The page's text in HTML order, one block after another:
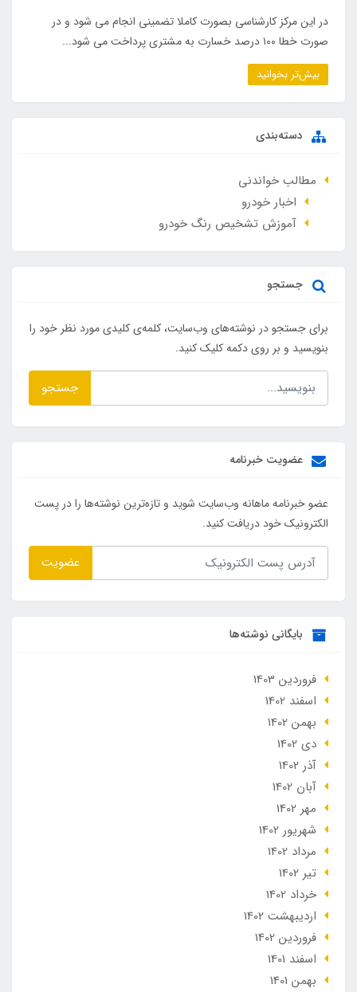
در این مرکز کارشناسی بصورت کاملا تضمینی انجام می شود و در
صورت خطا ۱۰۰ درصد خسارت به مشتری پرداخت می شود...
بیش‌تر بخوانید
دسته‌بندی
مطالب خواندنی
اخبار خودرو
آموزش تشخیص رنگ خودرو
جستجو
برای جستجو در نوشته‌های وب‌سایت، کلمه‌ی کلیدی مورد نظر خود را
بنویسید و بر روی دکمه کلیک کنید.
جستجو
عضویت خبرنامه
عضو خبرنامه ماهانه وب‌سایت شوید و تازه‌ترین نوشته‌ها را در پست
الکترونیک خود دریافت کنید.
عضویت
بایگانی نوشته‌ها
فروردین 1403
اسفند 1402
بهمن 1402
دی 1402
آذر 1402
آبان 1402
مهر 1402
شهریور 1402
مرداد 1402
تير 1402
خرداد 1402
ارديبهشت 1402
فروردین 1402
اسفند 1401
بهمن 1401